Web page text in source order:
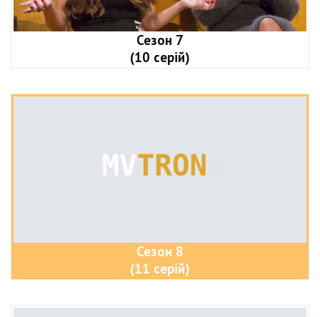
Сезон 7
(10 серій)
Сезон 8
(11 серій)